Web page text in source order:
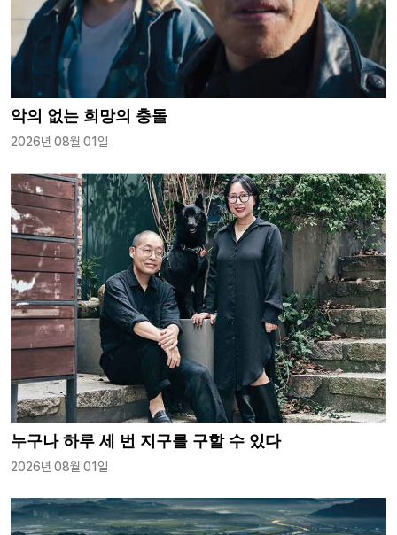
악의 없는 희망의 충돌
2026년 08월 01일
누구나 하루 세 번 지구를 구할 수 있다
2026년 08월 01일